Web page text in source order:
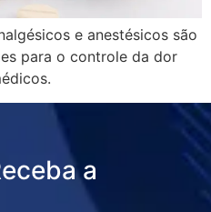
e anestésicos são
para o controle da dor
a